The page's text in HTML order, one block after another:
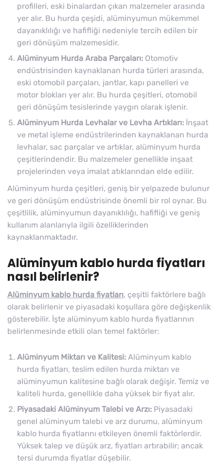
profilleri, eski binalardan çıkan malzemeler arasında
yer alır. Bu hurda çeşidi, alüminyumun mükemmel
dayanıklılığı ve hafifliği nedeniyle tercih edilen bir
geri dönüşüm malzemesidir.
Alüminyum Hurda Araba Parçaları: Otomotiv
endüstrisinden kaynaklanan hurda türleri arasında,
eski otomobil parçaları, jantlar, kapı panelleri ve
motor blokları yer alır. Bu hurda çeşitleri, otomobil
geri dönüşüm tesislerinde yaygın olarak işlenir.
Alüminyum Hurda Levhalar ve Levha Artıkları: İnşaat
ve metal işleme endüstrilerinden kaynaklanan hurda
levhalar, sac parçalar ve artıklar, alüminyum hurda
çeşitlerindendir. Bu malzemeler genellikle inşaat
projelerinden veya imalat atıklarından elde edilir.
Alüminyum hurda çeşitleri, geniş bir yelpazede bulunur
ve geri dönüşüm endüstrisinde önemli bir rol oynar. Bu
çeşitlilik, alüminyumun dayanıklılığı, hafifliği ve geniş
kullanım alanlarıyla ilgili özelliklerinden
kaynaklanmaktadır.
Alüminyum kablo hurda fiyatları
nasıl belirlenir?
Alüminyum kablo hurda fiyatları, çeşitli faktörlere bağlı
olarak belirlenir ve piyasadaki koşullara göre değişkenlik
gösterebilir. İşte alüminyum kablo hurda fiyatlarının
belirlenmesinde etkili olan temel faktörler:
Alüminyum Miktarı ve Kalitesi: Alüminyum kablo
hurda fiyatları, teslim edilen hurda miktarı ve
alüminyumun kalitesine bağlı olarak değişir. Temiz ve
kaliteli hurda, genellikle daha yüksek bir fiyat alır.
Piyasadaki Alüminyum Talebi ve Arzı: Piyasadaki
genel alüminyum talebi ve arz durumu, alüminyum
kablo hurda fiyatlarını etkileyen önemli faktörlerdir.
Yüksek talep ve düşük arz, fiyatları artırabilir; ancak
tersi durumda fiyatlar düşebilir.